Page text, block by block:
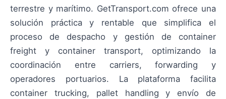
terrestre y marítimo. GetTransport.com ofrece una
solución práctica y rentable que simplifica el
proceso de despacho y gestión de container
freight y container transport, optimizando la
coordinación entre carriers, forwarding y
operadores portuarios. La plataforma facilita
container trucking, pallet handling y envío de